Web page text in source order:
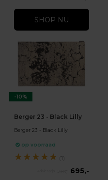
SHOP NU
-10%
Berger 23 - Black Lilly
Berger 23 - Black Lilly
op voorraad
★★★★★ (1)
695,-